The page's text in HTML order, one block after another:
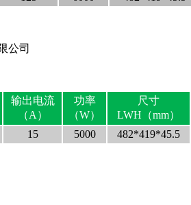
输出电流
（A）
功率
（W）
尺寸
LWH（mm）
15 5000 482*419*45.5